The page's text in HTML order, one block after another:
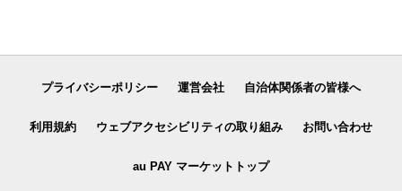
プライバシーポリシー 運営会社 自治体関係者の皆様へ
利用規約 ウェブアクセシビリティの取り組み お問い合わせ
au PAY マーケットトップ